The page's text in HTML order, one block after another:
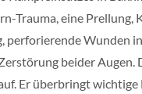
Trauma, eine Prellung,
perforierende Wunden
beider
Er überbringt